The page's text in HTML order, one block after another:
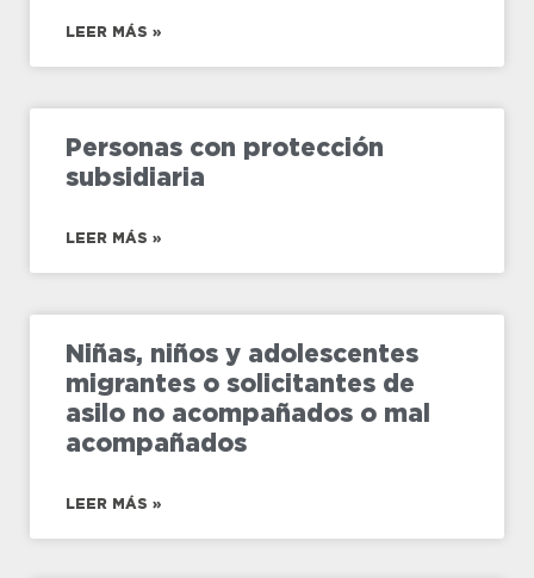
LEER MÁS »
Personas con protección
subsidiaria
LEER MÁS »
Niñas, niños y adolescentes
migrantes o solicitantes de
asilo no acompañados o mal
acompañados
LEER MÁS »